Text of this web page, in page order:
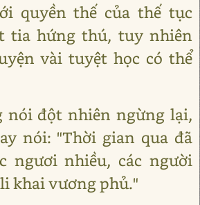
quyền thế của thế tục
tia hứng thú, tuy nhiên
vài tuyệt học có thể
nói đột nhiên ngừng lại,
nói: "Thời gian qua đã
ngươi nhiều, các người
khai vương phủ."